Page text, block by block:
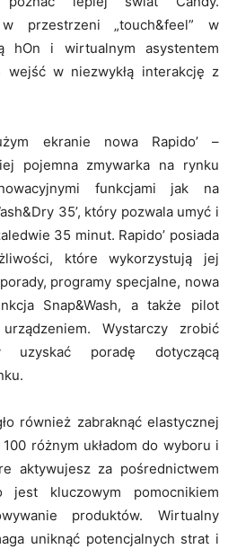
przestrzeni „touch&feel” w
hOn i wirtualnym asystentem
wejść w niezwykłą interakcję z
ekranie nowa Rapido’ –
pojemna zmywarka na rynku
funkcjami jak na
35’, który pozwala umyć i
35 minut. Rapido’ posiada
które wykorzystują jej
programy specjalne, nowa
Snap&Wash, a także pilot
Wystarczy zrobić
poradę dotyczącą
również zabraknąć elastycznej
różnym układom do wyboru i
aktywujesz za pośrednictwem
jest kluczowym pomocnikiem
produktów. Wirtualny
uniknąć potencjalnych strat i